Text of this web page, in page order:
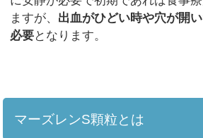
ますが、 出血がひどい時や穴が開
必要となります。
マーズレンS顆粒とは